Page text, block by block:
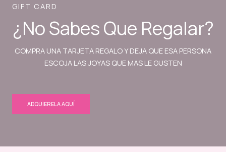
GIFT CARD
¿No Sabes Que Regalar?
COMPRA UNA TARJETA REGALO Y DEJA QUE ESA PERSONA
ESCOJA LAS JOYAS QUE MAS LE GUSTEN
ADQUIERELA AQUÍ